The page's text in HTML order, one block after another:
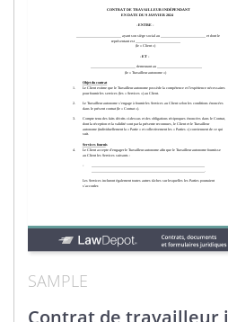
SAMPLE
Contrat de travailleur